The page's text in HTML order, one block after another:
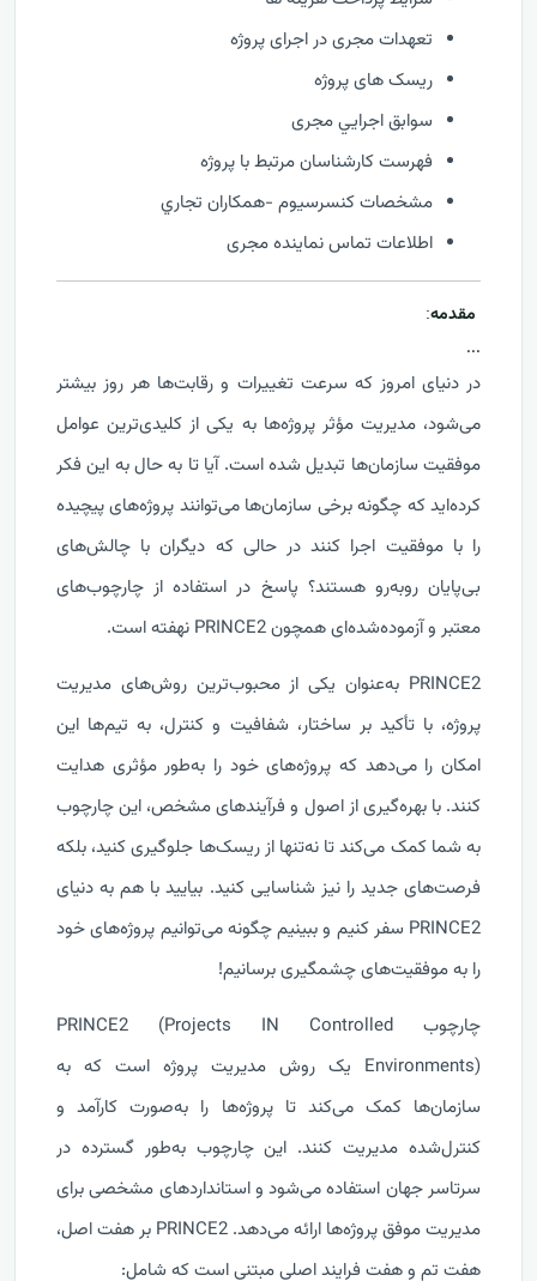
تعهدات مجری در اجرای پروژه
ریسک های پروژه
سوابق اجرايي مجری
فهرست كارشناسان مرتبط با پروژه
مشخصات كنسرسيوم -همكاران تجاري
اطلاعات تماس نماینده مجری
مقدمه:
...
در دنیای امروز که سرعت تغییرات و رقابت‌ها هر روز بیشتر
می‌شود، مدیریت مؤثر پروژه‌ها به یکی از کلیدی‌ترین عوامل
موفقیت سازمان‌ها تبدیل شده است. آیا تا به حال به این فکر
کرده‌اید که چگونه برخی سازمان‌ها می‌توانند پروژه‌های پیچیده
را با موفقیت اجرا کنند در حالی که دیگران با چالش‌های
بی‌پایان روبه‌رو هستند؟ پاسخ در استفاده از چارچوب‌های
معتبر و آزموده‌شده‌ای همچون PRINCE2 نهفته است.
PRINCE2 به‌عنوان یکی از محبوب‌ترین روش‌های مدیریت
پروژه، با تأکید بر ساختار، شفافیت و کنترل، به تیم‌ها این
امکان را می‌دهد که پروژه‌های خود را به‌طور مؤثری هدایت
کنند. با بهره‌گیری از اصول و فرآیندهای مشخص، این چارچوب
به شما کمک می‌کند تا نه‌تنها از ریسک‌ها جلوگیری کنید، بلکه
فرصت‌های جدید را نیز شناسایی کنید. بیایید با هم به دنیای
PRINCE2 سفر کنیم و ببینیم چگونه می‌توانیم پروژه‌های خود
را به موفقیت‌های چشمگیری برسانیم!
چارچوب PRINCE2 (Projects IN Controlled
Environments) یک روش مدیریت پروژه است که به
سازمان‌ها کمک می‌کند تا پروژه‌ها را به‌صورت کارآمد و
کنترل‌شده مدیریت کنند. این چارچوب به‌طور گسترده در
سرتاسر جهان استفاده می‌شود و استانداردهای مشخصی برای
مدیریت موفق پروژه‌ها ارائه می‌دهد. PRINCE2 بر هفت اصل،
هفت تم و هفت فرایند اصلی مبتنی است که شامل: